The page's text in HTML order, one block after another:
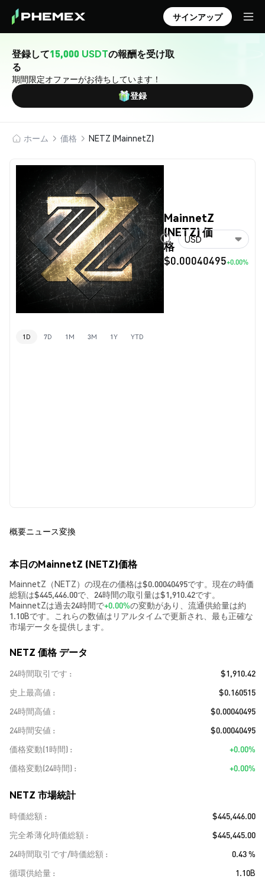
サインアップ
登録して15,000 USDTの報酬を受け取
る
期間限定オファーがお待ちしています！
登録
ホーム 価格 NETZ (MainnetZ)
MainnetZ
(NETZ) 価
格
$0.00040495+0.00%
USD
1D 7D 1M 3M 1Y YTD
概要ニュース変換
本日のMainnetZ (NETZ)価格
MainnetZ（NETZ）の現在の価格は$0.00040495です。現在の時価
総額は$445,446.00で、24時間の取引量は$1,910.42です。
MainnetZは過去24時間で+0.00%の変動があり、流通供給量は約
1.10Bです。これらの数値はリアルタイムで更新され、最も正確な
市場データを提供します。
NETZ 価格 データ
24時間取引です
$1,910.42
史上最高値
$0.160515
24時間高値
$0.00040495
24時間安値
$0.00040495
価格変動(1時間)
+0.00%
価格変動(24時間)
+0.00%
NETZ 市場統計
時価総額
$445,446.00
完全希薄化時価総額
$445,445.00
24時間取引です/時価総額
0.43 %
循環供給量
1.10B